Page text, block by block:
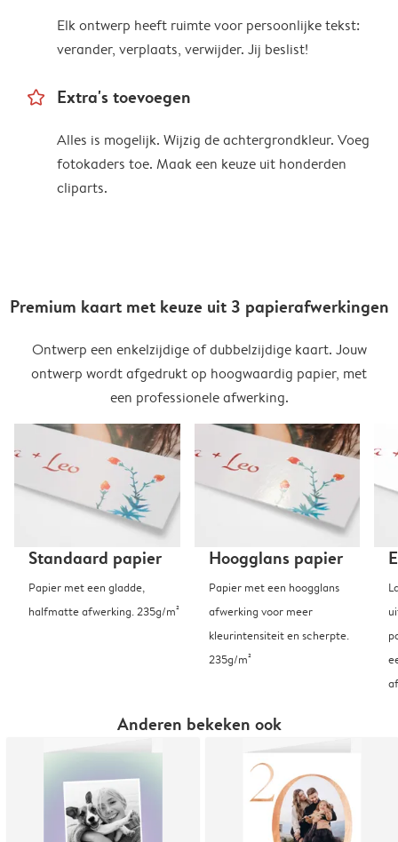
Elk ontwerp heeft ruimte voor persoonlijke tekst:
verander, verplaats, verwijder. Jij beslist!
star_outline Extra's toevoegen
Alles is mogelijk. Wijzig de achtergrondkleur. Voeg
fotokaders toe. Maak een keuze uit honderden
cliparts.
Premium kaart met keuze uit 3 papierafwerkingen
Ontwerp een enkelzijdige of dubbelzijdige kaart. Jouw
ontwerp wordt afgedrukt op hoogwaardig papier, met
een professionele afwerking.
Standaard papier
Papier met een gladde,
halfmatte afwerking. 235g/m²
Hoogglans papier
Papier met een hoogglans
afwerking voor meer
kleurintensiteit en scherpte.
235g/m²
Anderen bekeken ook